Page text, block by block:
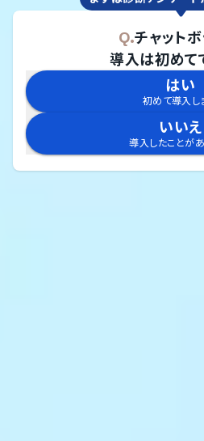
Q.チャットボ
導入は初めて
はい
初めて導入し
いいえ
導入したことが